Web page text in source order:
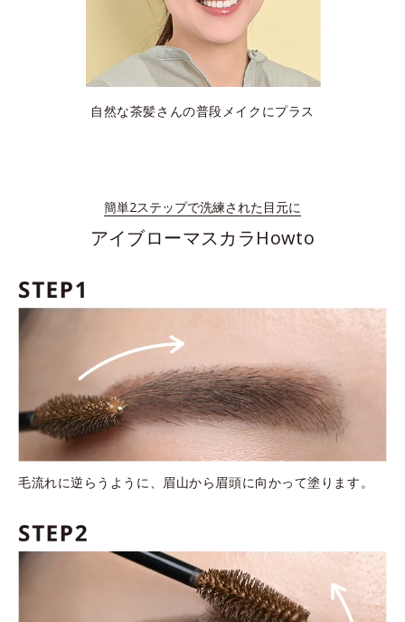
自然な茶髪さんの普段メイクにプラス
簡単2ステップで洗練された目元に
アイブローマスカラHowto
毛流れに逆らうように、眉山から眉頭に向かって塗ります。